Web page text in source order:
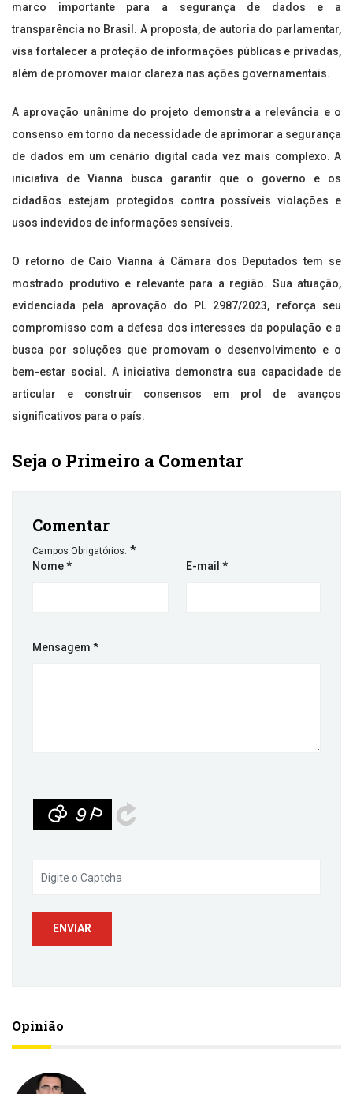
marco importante para a segurança de dados e a
transparência no Brasil. A proposta, de autoria do parlamentar,
visa fortalecer a proteção de informações públicas e privadas,
além de promover maior clareza nas ações governamentais.
A aprovação unânime do projeto demonstra a relevância e o
consenso em torno da necessidade de aprimorar a segurança
de dados em um cenário digital cada vez mais complexo. A
iniciativa de Vianna busca garantir que o governo e os
cidadãos estejam protegidos contra possíveis violações e
usos indevidos de informações sensíveis.
O retorno de Caio Vianna à Câmara dos Deputados tem se
mostrado produtivo e relevante para a região. Sua atuação,
evidenciada pela aprovação do PL 2987/2023, reforça seu
compromisso com a defesa dos interesses da população e a
busca por soluções que promovam o desenvolvimento e o
bem-estar social. A iniciativa demonstra sua capacidade de
articular e construir consensos em prol de avanços
significativos para o país.
Seja o Primeiro a Comentar
Comentar
Campos Obrigatórios. *
Nome* E-mail *
Mensagem *
Opinião